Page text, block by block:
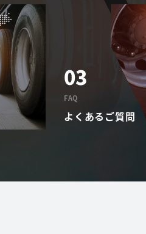
03
FAQ
よくあるご質問